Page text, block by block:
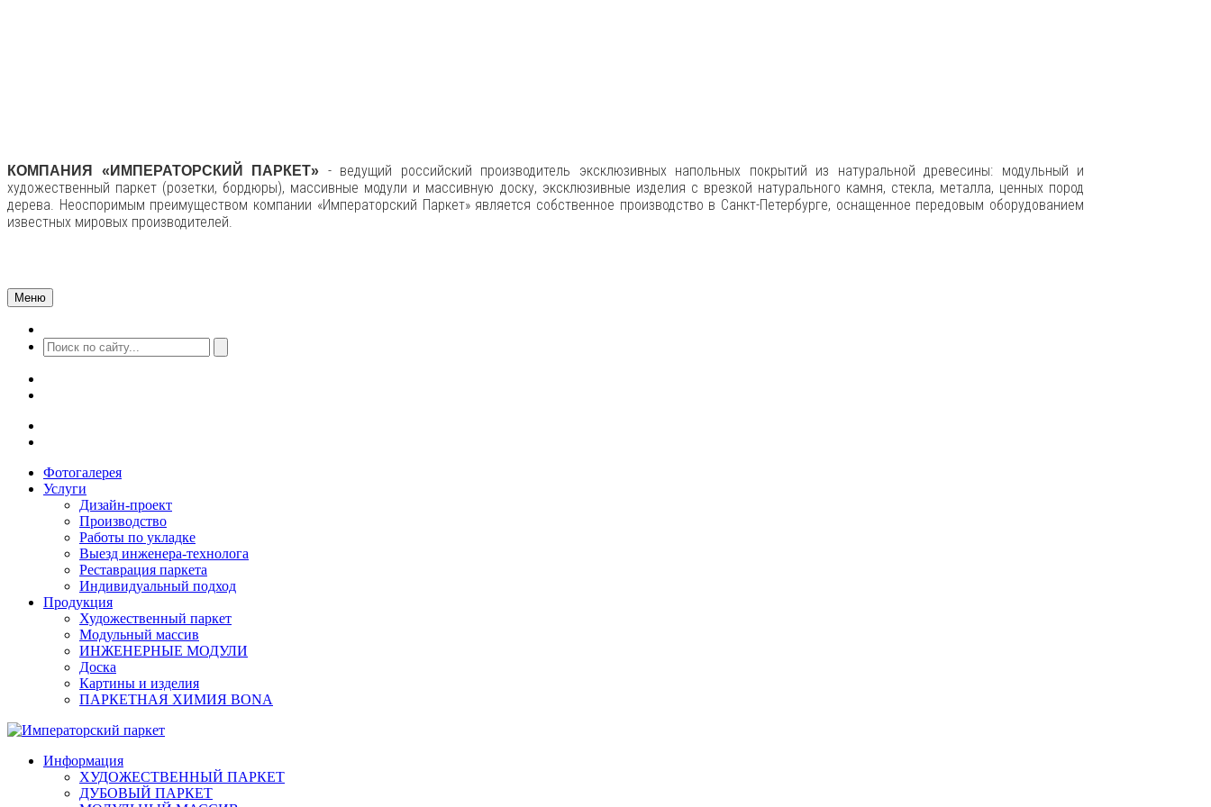
КОМПАНИЯ «ИМПЕРАТОРСКИЙ ПАРКЕТ» - ведущий российский производитель эксклюзивных напольных покрытий из натуральной древесины: модульный и
художественный паркет (розетки, бордюры), массивные модули и массивную доску, эксклюзивные изделия с врезкой натурального камня, стекла, металла, ценных пород
дерева. Неоспоримым преимуществом компании «Императорский Паркет» является собственное производство в Санкт-Петербурге, оснащенное передовым оборудованием
известных мировых производителей.
Меню
Фотогалерея
Услуги
Дизайн-проект
Производство
Работы по укладке
Выезд инженера-технолога
Реставрация паркета
Индивидуальный подход
Продукция
Художественный паркет
Модульный массив
ИНЖЕНЕРНЫЕ МОДУЛИ
Доска
Картины и изделия
ПАРКЕТНАЯ ХИМИЯ BONA
Информация
ХУДОЖЕСТВЕННЫЙ ПАРКЕТ
ДУБОВЫЙ ПАРКЕТ